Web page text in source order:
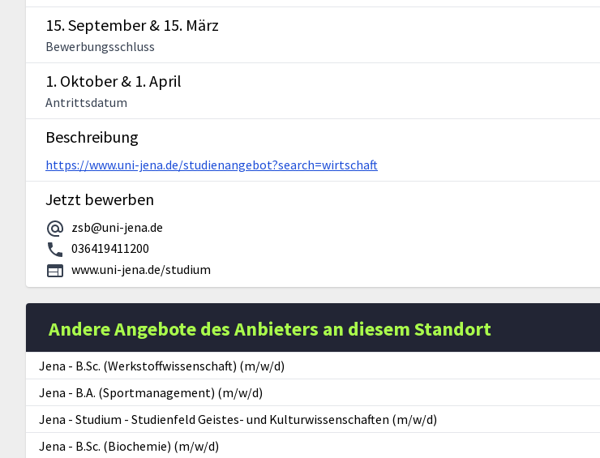
15. September & 15. März
Bewerbungsschluss
1. Oktober & 1. April
Antrittsdatum
Beschreibung
https://www.uni-jena.de/studienangebot?search=wirtschaft
Jetzt bewerben
zsb@uni-jena.de
036419411200
www.uni-jena.de/studium
Andere Angebote des Anbieters an diesem Standort
Jena - B.Sc. (Werkstoffwissenschaft) (m/w/d)
Jena - B.A. (Sportmanagement) (m/w/d)
Jena - Studium - Studienfeld Geistes- und Kulturwissenschaften (m/w/d)
Jena - B.Sc. (Biochemie) (m/w/d)